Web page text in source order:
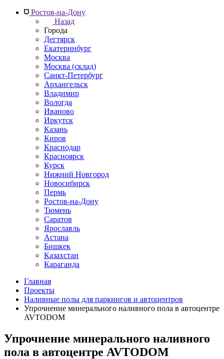
Ростов-на-Дону
Назад
Города
Дегтярск
Екатеринбург
Москва
Москва (склад)
Санкт-Петербург
Архангельск
Владимир
Вологда
Иваново
Иркутск
Казань
Киров
Краснодар
Красноярск
Курск
Нижний Новгород
Новосибирск
Пермь
Ростов-на-Дону
Тюмень
Саратов
Ярославль
Астана
Бишкек
Казахстан
Караганда
Главная
Проекты
Наливные полы для паркингов и автоцентров
Упрочнение минерального наливного пола в автоцентре
AVTODOM
Упрочнение минерального наливного
пола в автоцентре AVTODOM